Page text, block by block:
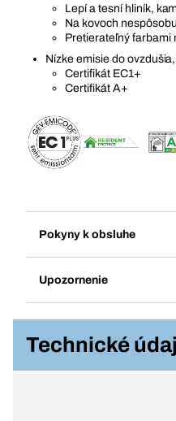
Lepí a tesní hliník,
Na kovoch
Pretierateľný farbami
Nízke emisie do
Certifikát EC1+
Certifikát A+
Pokyny k obsluhe
Upozornenie
Technické